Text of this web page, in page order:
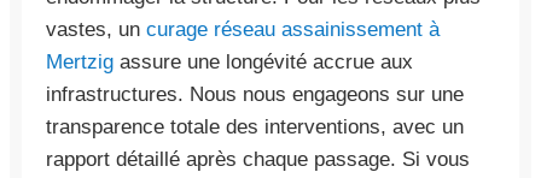
vastes, un curage réseau assainissement à
Mertzig assure une longévité accrue aux
infrastructures. Nous nous engageons sur une
transparence totale des interventions, avec un
rapport détaillé après chaque passage. Si vous